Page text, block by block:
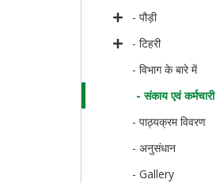
- पौड़ी
- टिहरी
- विभाग के बारे में
- संकाय एवं कर्मचारी
- पाठ्यक्रम विवरण
- अनुसंधान
- Gallery